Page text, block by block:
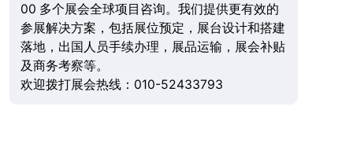
00 多个展会全球项目咨询。我们提供更有效的
参展解决方案，包括展位预定，展台设计和搭建
落地，出国人员手续办理，展品运输，展会补贴
及商务考察等。
欢迎拨打展会热线：010-52433793